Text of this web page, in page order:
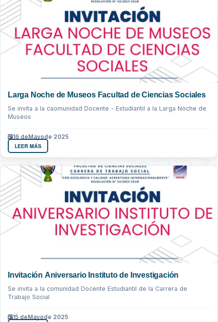
Larga Noche de Museos Facultad de Ciencias Sociales
Se invita a la caomunidad Docente - Estudiantil a la Larga Noche de
Museos
16 deMayode 2025
LEER MÁS
Invitación Aniversario Instituto de Investigación
Se invita a la comunidad Docente Estudiantil de la Carrera de
Trabajo Social
15 deMayode 2025